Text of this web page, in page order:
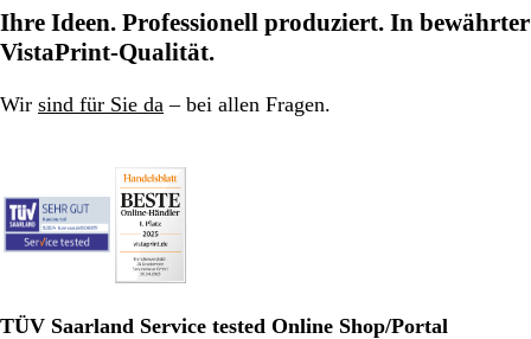
Ihre Ideen. Professionell produziert. In bewährter
VistaPrint-Qualität.
Wir sind für Sie da – bei allen Fragen.
TÜV Saarland Service tested Online Shop/Portal